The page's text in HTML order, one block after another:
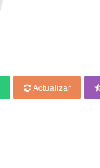
Actualizar